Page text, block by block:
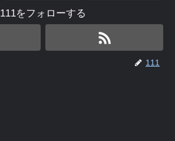
111をフォローする
111